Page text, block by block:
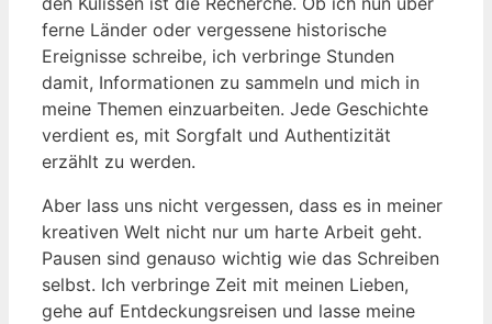
ferne Länder oder vergessene historische
Ereignisse schreibe, ich verbringe Stunden
damit, Informationen zu sammeln und mich in
meine Themen einzuarbeiten. Jede Geschichte
verdient es, mit Sorgfalt und Authentizität
erzählt zu werden.
Aber lass uns nicht vergessen, dass es in meiner
kreativen Welt nicht nur um harte Arbeit geht.
Pausen sind genauso wichtig wie das Schreiben
selbst. Ich verbringe Zeit mit meinen Lieben,
gehe auf Entdeckungsreisen und lasse meine